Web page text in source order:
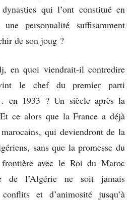
qui l’ont constitué en
personnalité suffisamment
de son joug ?
en quoi viendrait-il contredire
le chef du premier parti
en 1933 ? Un siècle après la
ce alors que la France a déjà
qui deviendront de la
sans que la promesse du
avec le Roi du Maroc
de l’Algérie ne soit jamais
et d’animosité jusqu’à